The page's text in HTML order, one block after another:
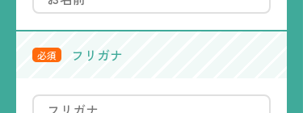
必須 フリガナ